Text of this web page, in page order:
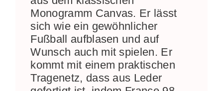
Monogramm Canvas. Er lässt
sich wie ein gewöhnlicher
Fußball aufblasen und auf
Wunsch auch mit spielen. Er
kommt mit einem praktischen
Tragenetz, dass aus Leder